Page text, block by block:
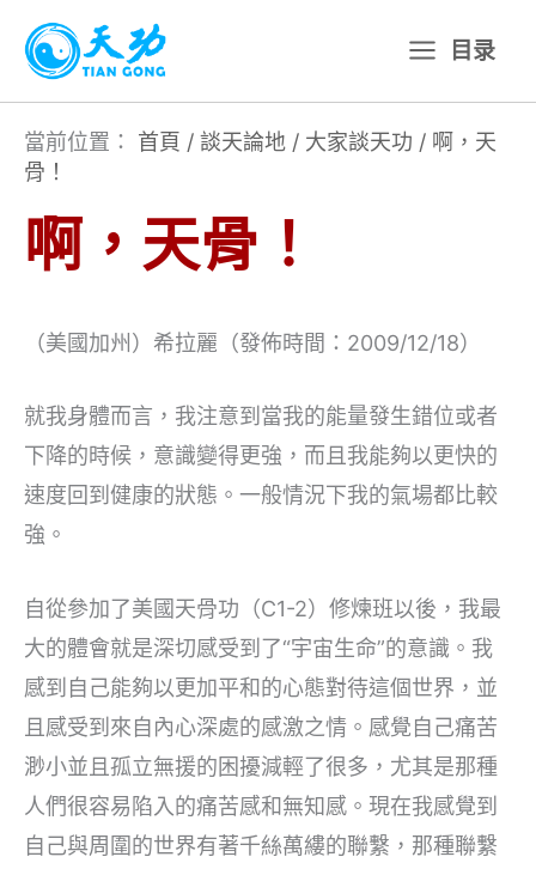
主
目录
當前位置： 首頁 / 談天論地 / 大家談天功 / 啊，天
骨！
啊，天骨！
（美國加州）希拉麗（發佈時間：2009/12/18）
就我身體而言，我注意到當我的能量發生錯位或者
下降的時候，意識變得更強，而且我能夠以更快的
速度回到健康的狀態。一般情況下我的氣場都比較
強。
自從參加了美國天骨功（C1-2）修煉班以後，我最
大的體會就是深切感受到了“宇宙生命”的意識。我
感到自己能夠以更加平和的心態對待這個世界，並
且感受到來自內心深處的感激之情。感覺自己痛苦
渺小並且孤立無援的困擾減輕了很多，尤其是那種
人們很容易陷入的痛苦感和無知感。現在我感覺到
自己與周圍的世界有著千絲萬縷的聯繫，那種聯繫